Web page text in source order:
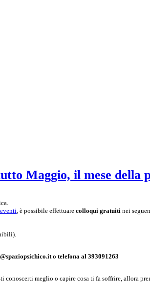
Maggio, il mese della
eventi , è possibile effettuare colloqui gratuiti nei
o telefona al 393091263
conoscerti meglio o capire cosa ti fa soffrire, allora